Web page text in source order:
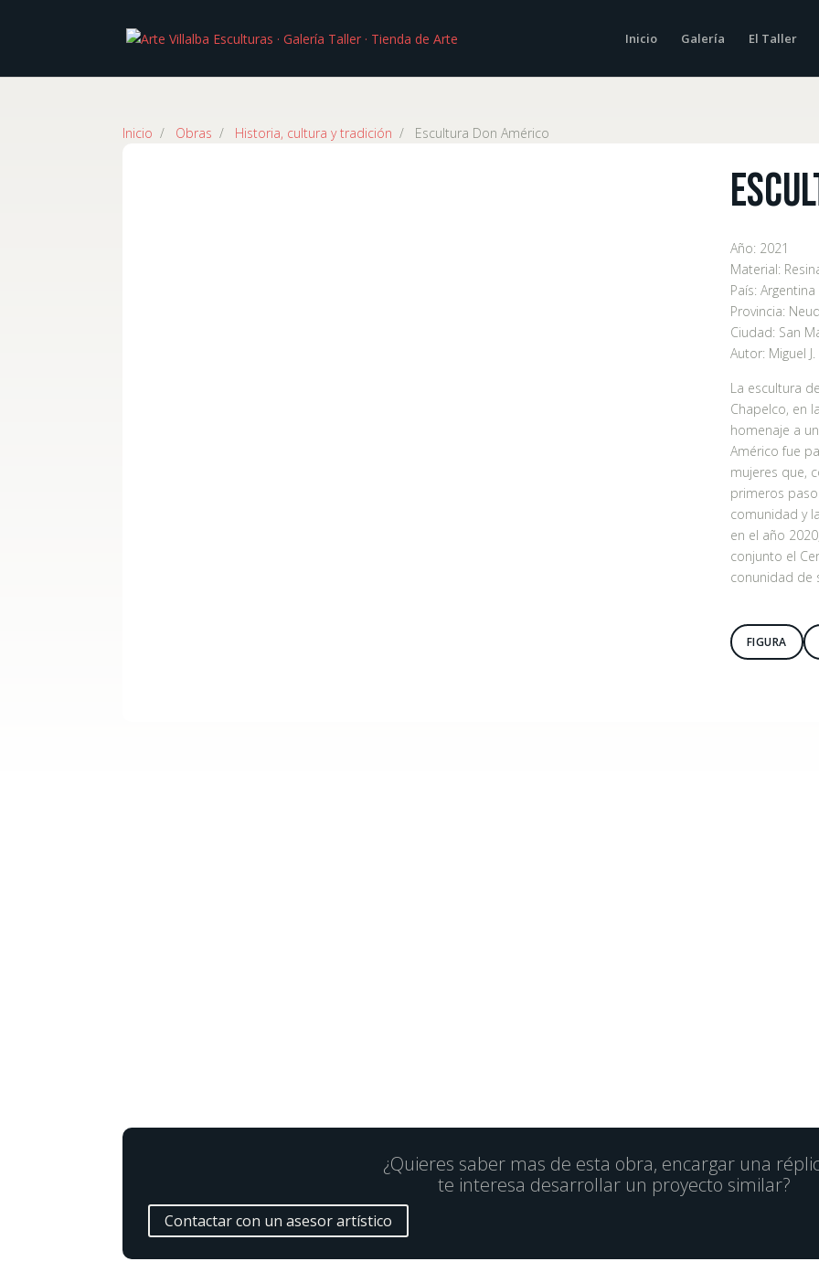
Inicio Galería El Taller
Inicio / Obras / Historia, cultura y tradición / Escultura Don Américo
Año: 2021
Material:
País: Argentina
Provincia:
Ciudad: San
Autor: Miguel
La escultura
Chapelco, en
homenaje a
Américo fue
mujeres que,
primeros
comunidad y
en el año
conjunto el
conunidad de
FIGURA
¿Quieres saber mas de esta obra, encargar una
te interesa desarrollar un proyecto similar?
Contactar con un asesor artístico